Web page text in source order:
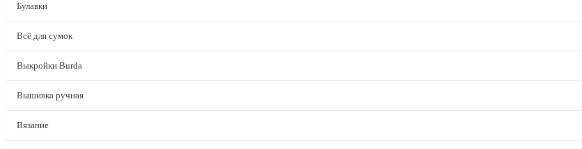
Булавки
Всё для сумок
Выкройки Burda
Вышивка ручная
Вязание